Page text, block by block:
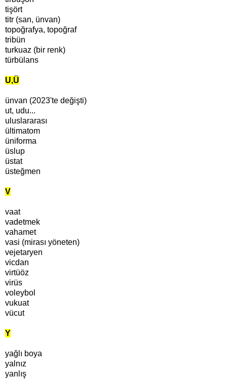
tişört
titr (san, ünvan)
topoğrafya, topoğraf
tribün
turkuaz (bir renk)
türbülans
U,Ü
ünvan (2023'te değişti)
ut, udu...
uluslararası
ültimatom
üniforma
üslup
üstat
üsteğmen
V
vaat
vadetmek
vahamet
vasi (mirası yöneten)
vejetaryen
vicdan
virtüöz
virüs
voleybol
vukuat
vücut
Y
yağlı boya
yalnız
yanlış